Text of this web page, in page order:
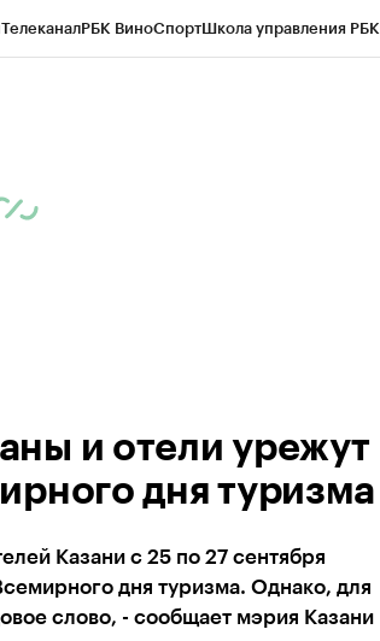
ТелеканалРБК ВиноСпортШкола управления РБК
и отели урежут
дня туризма
Казани с 25 по 27 сентября
дня туризма. Однако, для
слово, - сообщает мэрия Казани